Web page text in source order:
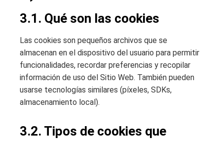
3.1. Qué son las cookies
Las cookies son pequeños archivos que se
almacenan en el dispositivo del usuario para permitir
funcionalidades, recordar preferencias y recopilar
información de uso del Sitio Web. También pueden
usarse tecnologías similares (píxeles, SDKs,
almacenamiento local).
3.2. Tipos de cookies que